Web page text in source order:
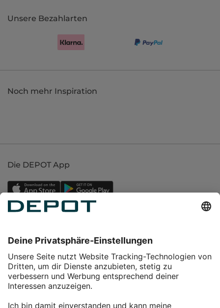
Unsere Bezahlarten
Noch mehr Inspiration
Die DEPOT App
Service
Über DEPOT